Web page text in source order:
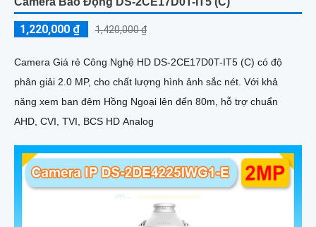
1,220,000 ₫ 1,420,000 ₫
Camera Giá rẻ Công Nghệ HD DS-2CE17D0T-IT5 (C) có độ
phân giải 2.0 MP, cho chất lượng hình ảnh sắc nét. Với khả
năng xem ban đêm Hồng Ngoại lên đến 80m, hỗ trợ chuẩn
AHD, CVI, TVI, BCS HD Analog